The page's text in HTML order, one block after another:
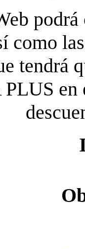
como
tendrá
en